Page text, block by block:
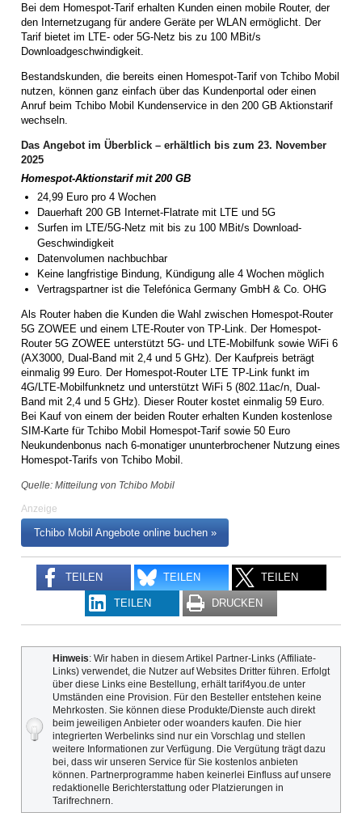
Bei dem Homespot-Tarif erhalten Kunden einen mobile Router, der
den Internetzugang für andere Geräte per WLAN ermöglicht. Der
Tarif bietet im LTE- oder 5G-Netz bis zu 100 MBit/s
Downloadgeschwindigkeit.
Bestandskunden, die bereits einen Homespot-Tarif von Tchibo Mobil
nutzen, können ganz einfach über das Kundenportal oder einen
Anruf beim Tchibo Mobil Kundenservice in den 200 GB Aktionstarif
wechseln.
Das Angebot im Überblick – erhältlich bis zum 23. November
2025
Homespot-Aktionstarif mit 200 GB
24,99 Euro pro 4 Wochen
Dauerhaft 200 GB Internet-Flatrate mit LTE und 5G
Surfen im LTE/5G-Netz mit bis zu 100 MBit/s Download-
Geschwindigkeit
Datenvolumen nachbuchbar
Keine langfristige Bindung, Kündigung alle 4 Wochen möglich
Vertragspartner ist die Telefónica Germany GmbH & Co. OHG
Als Router haben die Kunden die Wahl zwischen Homespot-Router
5G ZOWEE und einem LTE-Router von TP-Link. Der Homespot-
Router 5G ZOWEE unterstützt 5G- und LTE-Mobilfunk sowie WiFi 6
(AX3000, Dual-Band mit 2,4 und 5 GHz). Der Kaufpreis beträgt
einmalig 99 Euro. Der Homespot-Router LTE TP-Link funkt im
4G/LTE-Mobilfunknetz und unterstützt WiFi 5 (802.11ac/n, Dual-
Band mit 2,4 und 5 GHz). Dieser Router kostet einmalig 59 Euro.
Bei Kauf von einem der beiden Router erhalten Kunden kostenlose
SIM-Karte für Tchibo Mobil Homespot-Tarif sowie 50 Euro
Neukundenbonus nach 6-monatiger ununterbrochener Nutzung eines
Homespot-Tarifs von Tchibo Mobil.
Quelle: Mitteilung von Tchibo Mobil
Anzeige
Tchibo Mobil Angebote online buchen »
TEILEN TEILEN TEILEN
TEILEN DRUCKEN
Hinweis: Wir haben in diesem Artikel Partner-Links (Affiliate-
Links) verwendet, die Nutzer auf Websites Dritter führen. Erfolgt
über diese Links eine Bestellung, erhält tarif4you.de unter
Umständen eine Provision. Für den Besteller entstehen keine
Mehrkosten. Sie können diese Produkte/Dienste auch direkt
beim jeweiligen Anbieter oder woanders kaufen. Die hier
integrierten Werbelinks sind nur ein Vorschlag und stellen
weitere Informationen zur Verfügung. Die Vergütung trägt dazu
bei, dass wir unseren Service für Sie kostenlos anbieten
können. Partnerprogramme haben keinerlei Einfluss auf unsere
redaktionelle Berichterstattung oder Platzierungen in
Tarifrechnern.